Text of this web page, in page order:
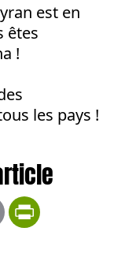
est en
êtes
!
les pays !
Email